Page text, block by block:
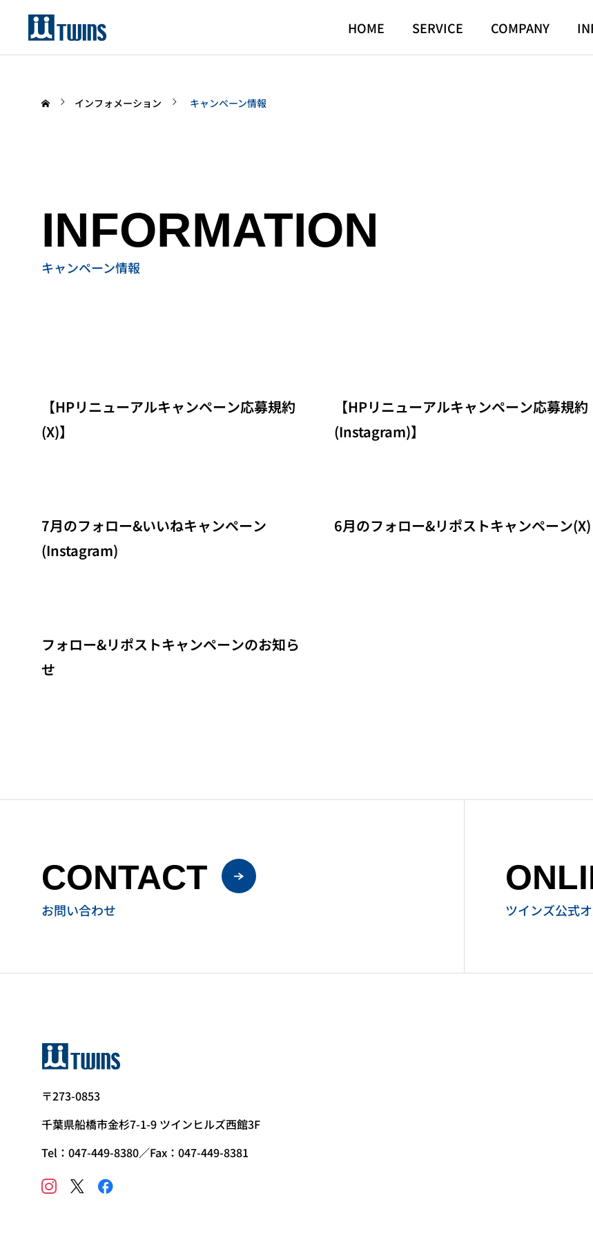
HOME SERVICE COMPANY
インフォメーション キャンペーン情報
INFORMATION
キャンペーン情報
【HPリニューアルキャンペーン応募規約
(X)】
【HPリニューアルキャンペーン応募規約
(Instagram)】
7月のフォロー&いいねキャンペーン
(Instagram)
6月のフォロー&リポストキャンペーン(X)
フォロー&リポストキャンペーンのお知ら
せ
CONTACT
お問い合わせ ツインズ公式
〒273-0853
千葉県船橋市金杉7-1-9 ツインヒルズ西館3F
Tel：047-449-8380／Fax：047-449-8381